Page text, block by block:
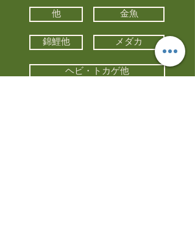
他 金魚
錦鯉他 メダカ
ヘビ・トカゲ他